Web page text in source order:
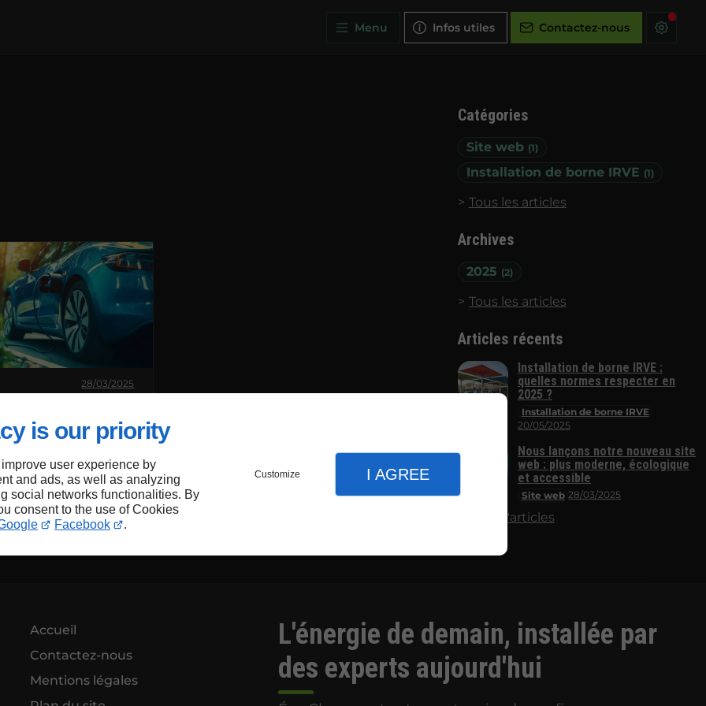
is our priority
user experience by
and ads, as well as analyzing
social networks functionalities. By
consent to the use of Cookies
Facebook .
Customize I AGREE
Menu Infos utiles Contactez-nous
Catégories
Site web (1)
Installation de borne IRVE (1)
Tous les articles
Archives
2025 (2)
Tous les articles
Articles récents
Installation de borne IRVE
20/05/2025
Installation de borne IRVE :
quelles normes respecter en
2025 ?
Site web 28/03/2025
Nous lançons notre nouveau site
web : plus moderne, écologique
et accessible
Plus d'articles
28/03/2025
moderne, écologique
Accueil
Contactez-nous
Mentions légales
L'énergie de demain, installée par
des experts aujourd'hui